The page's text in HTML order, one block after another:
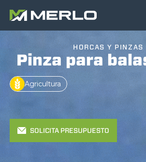
HORCAS Y PINZAS
Pinza para
Agricultura
SOLICITA PRESUPUESTO